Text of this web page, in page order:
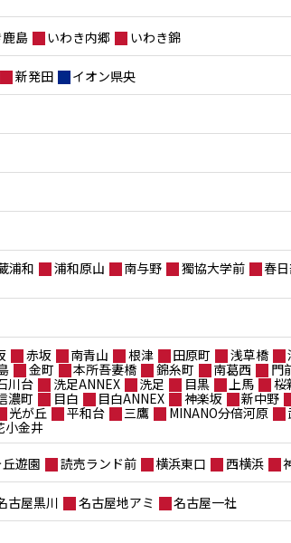
島 いわき内郷 いわき錦
新発田 イオン県央
浦和 浦和原山 南与野 獨協大学前 春
赤坂 南青山 根津 田原町 浅草橋
金町 本所吾妻橋 錦糸町 南葛西 門
川台 洗足ANNEX 洗足 目黒 上馬 桜
濃町 目白 目白ANNEX 神楽坂 新中野
光が丘 平和台 三鷹 MINANO分倍河原
小金井
遊園 読売ランド前 横浜東口 西横浜
古屋黒川 名古屋地アミ 名古屋一社